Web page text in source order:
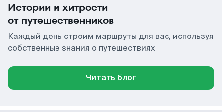
Истории и хитрости
от путешественников
Каждый день строим маршруты для вас, используя
собственные знания о путешествиях
Читать блог